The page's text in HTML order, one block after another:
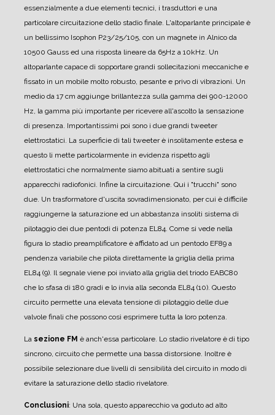
essenzialmente a due elementi tecnici, i trasduttori e una
particolare circuitazione dello stadio finale. L'altoparlante principale è
un bellissimo Isophon P23/25/105, con un magnete in Alnico da
10500 Gauss ed una risposta lineare da 65Hz a 10kHz. Un
altoparlante capace di sopportare grandi sollecitazioni meccaniche e
fissato in un mobile molto robusto, pesante e privo di vibrazioni. Un
medio da 17 cm aggiunge brillantezza sulla gamma dei 900-12000
Hz, la gamma più importante per ricevere all'ascolto la sensazione
di presenza. Importantissimi poi sono i due grandi tweeter
elettrostatici. La superficie di tali tweeter è insolitamente estesa e
questo li mette particolarmente in evidenza rispetto agli
elettrostatici che normalmente siamo abituati a sentire sugli
apparecchi radiofonici. Infine la circuitazione. Qui i "trucchi" sono
due. Un trasformatore d'uscita sovradimensionato, per cui è difficile
raggiungerne la saturazione ed un abbastanza insoliti sistema di
pilotaggio dei due pentodi di potenza EL84. Come si vede nella
figura lo stadio preamplificatore è affidato ad un pentodo EF89 a
pendenza variabile che pilota direttamente la griglia della prima
EL84 (9). Il segnale viene poi inviato alla griglia del triodo EABC80
che lo sfasa di 180 gradi e lo invia alla seconda EL84 (10). Questo
circuito permette una elevata tensione di pilotaggio delle due
valvole finali che possono così esprimere tutta la loro potenza.
La sezione FM è anch'essa particolare. Lo stadio rivelatore è di tipo
sincrono, circuito che permette una bassa distorsione. Inoltre è
possibile selezionare due livelli di sensibilità del circuito in modo di
evitare la saturazione dello stadio rivelatore.
Conclusioni: Una sola, questo apparecchio va goduto ad alto